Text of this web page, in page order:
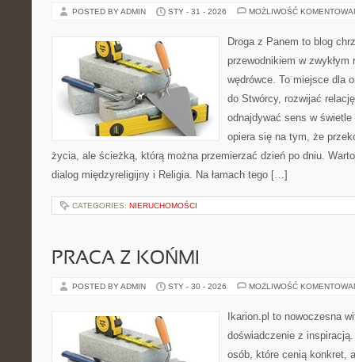
POSTED BY ADMIN STY - 31 - 2026 MOŻLIWOŚĆ
Droga z Panem to blog
przewodnikiem w
wędrówce. To miejsce dla
do Stwórcy, rozwijać
odnajdywać sens w świetle
opiera się na tym, że
życia, ale ścieżką, którą można przemierzać dzień po dniu.
dialog międzyreligijny i Religia. Na łamach tego […]
CATEGORIES: NIERUCHOMOŚCI
PRACA Z KOŃMI
POSTED BY ADMIN STY - 30 - 2026 MOŻLIWOŚĆ
Ikarion.pl to nowoczesna
doświadczenie z
osób, które cenią konkret,